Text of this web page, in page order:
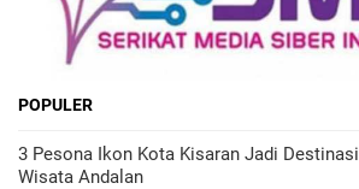
POPULER
3 Pesona Ikon Kota Kisaran Jadi Destinasi
Wisata Andalan